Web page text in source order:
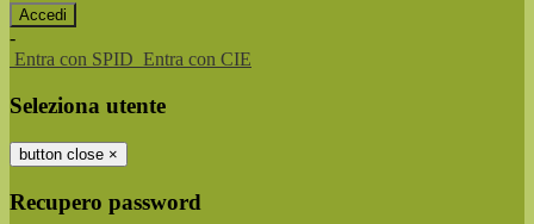
-
Entra con SPID Entra con CIE
Seleziona utente
button close ×
Recupero password